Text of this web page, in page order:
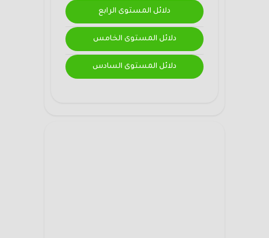
دلائل المستوى الرابع
دلائل المستوى الخامس
دلائل المستوى السادس